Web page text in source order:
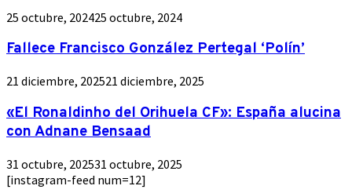
25 octubre, 202425 octubre, 2024
Fallece Francisco González Pertegal ‘Polín’
21 diciembre, 202521 diciembre, 2025
«El Ronaldinho del Orihuela CF»: España alucina
con Adnane Bensaad
31 octubre, 202531 octubre, 2025
[instagram-feed num=12]